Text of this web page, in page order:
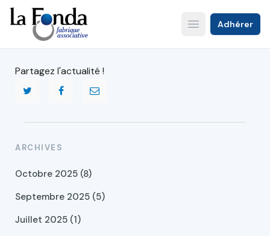
Aller
au
contenu
principal
Open main menu
Adhérer
Partagez l'actualité !
ARCHIVES
Octobre 2025 (8)
Septembre 2025 (5)
Juillet 2025 (1)